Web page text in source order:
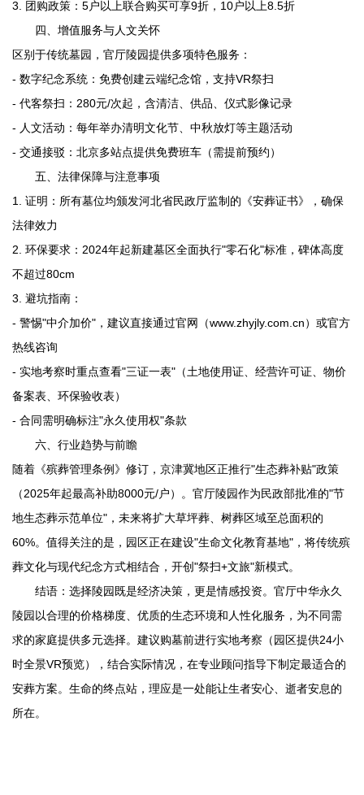
3. 团购政策：5户以上联合购买可享9折，10户以上8.5折
四、增值服务与人文关怀
区别于传统墓园，官厅陵园提供多项特色服务：
- 数字纪念系统：免费创建云端纪念馆，支持VR祭扫
- 代客祭扫：280元/次起，含清洁、供品、仪式影像记录
- 人文活动：每年举办清明文化节、中秋放灯等主题活动
- 交通接驳：北京多站点提供免费班车（需提前预约）
五、法律保障与注意事项
1. 证明：所有墓位均颁发河北省民政厅监制的《安葬证书》，确保
法律效力
2. 环保要求：2024年起新建墓区全面执行"零石化"标准，碑体高度
不超过80cm
3. 避坑指南：
- 警惕"中介加价"，建议直接通过官网（www.zhyjly.com.cn）或官方
热线咨询
- 实地考察时重点查看"三证一表"（土地使用证、经营许可证、物价
备案表、环保验收表）
- 合同需明确标注"永久使用权"条款
六、行业趋势与前瞻
随着《殡葬管理条例》修订，京津冀地区正推行"生态葬补贴"政策
（2025年起最高补助8000元/户）。官厅陵园作为民政部批准的"节
地生态葬示范单位"，未来将扩大草坪葬、树葬区域至总面积的
60%。值得关注的是，园区正在建设"生命文化教育基地"，将传统殡
葬文化与现代纪念方式相结合，开创"祭扫+文旅"新模式。
结语：选择陵园既是经济决策，更是情感投资。官厅中华永久
陵园 以合理的价格梯度、优质的生态环境和人性化服务，为不同需
求的家庭提供多元选择。建议购墓前进行实地考察（园区提供24小
时全景VR预览），结合实际情况，在专业顾问指导下制定最适合的
安葬方案。生命的终点站，理应是一处能让生者安心、逝者安息的
所在。